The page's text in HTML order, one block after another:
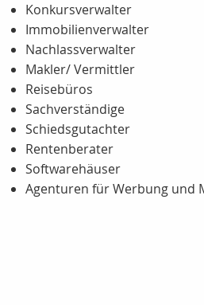
Konkursverwalter
Immobilienverwalter
Nachlassverwalter
Makler/ Vermittler
Reisebüros
Sachverständige
Schiedsgutachter
Rentenberater
Softwarehäuser
Agenturen für Werbung und